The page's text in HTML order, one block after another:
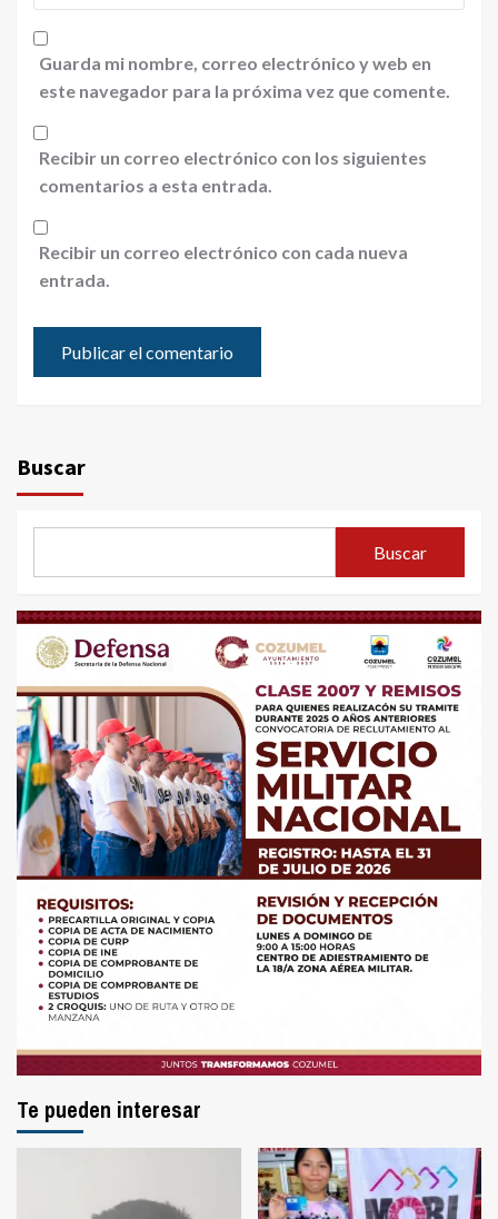
Guarda mi nombre, correo electrónico y web en
este navegador para la próxima vez que comente.
Recibir un correo electrónico con los siguientes
comentarios a esta entrada.
Recibir un correo electrónico con cada nueva
entrada.
Buscar
Buscar
Te pueden interesar